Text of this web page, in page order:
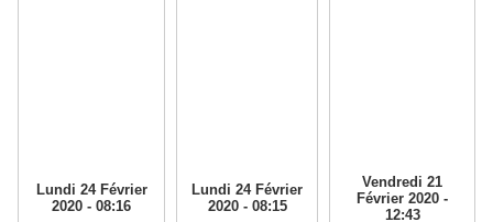
Lundi 24 Février
2020 - 08:16
Lundi 24 Février
2020 - 08:15
Vendredi 21
Février 2020 -
12:43